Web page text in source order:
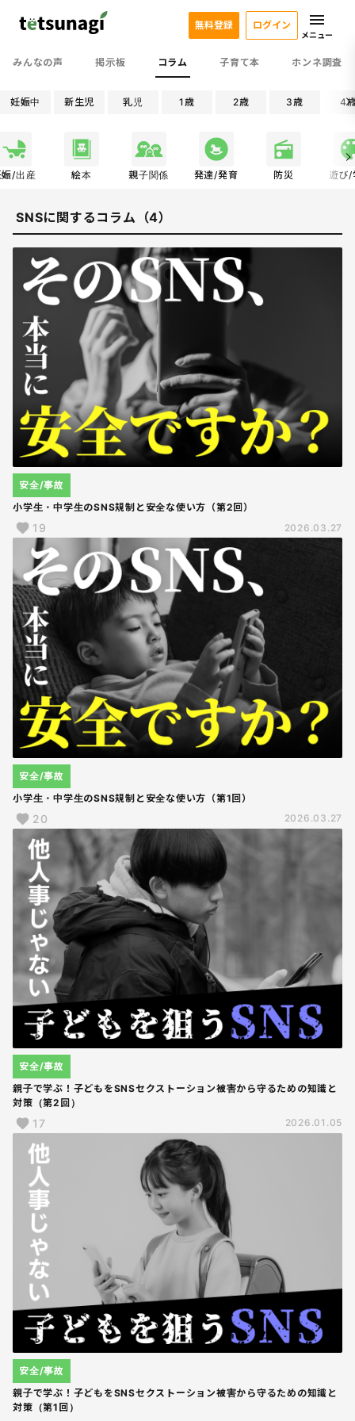
みんなの声 掲示板 コラム 子育て本 ホンネ調査
無料登録 ログイン
メニュー
妊娠中 新生児 乳児 1歳 2歳 3歳 4
娠/出産 絵本 親子関係 発達/発育 防災 遊び/
SNSに関するコラム（4）
小学生・中学生のSNS規制と安全な使い方（第2回）
安全/事故
19 2026.03.27
小学生・中学生のSNS規制と安全な使い方（第1回）
安全/事故
20 2026.03.27
親子で学ぶ！子どもをSNSセクストーション被害から守るための知識と
対策（第2回）
安全/事故
17 2026.01.05
親子で学ぶ！子どもをSNSセクストーション被害から守るための知識と
対策（第1回）
安全/事故